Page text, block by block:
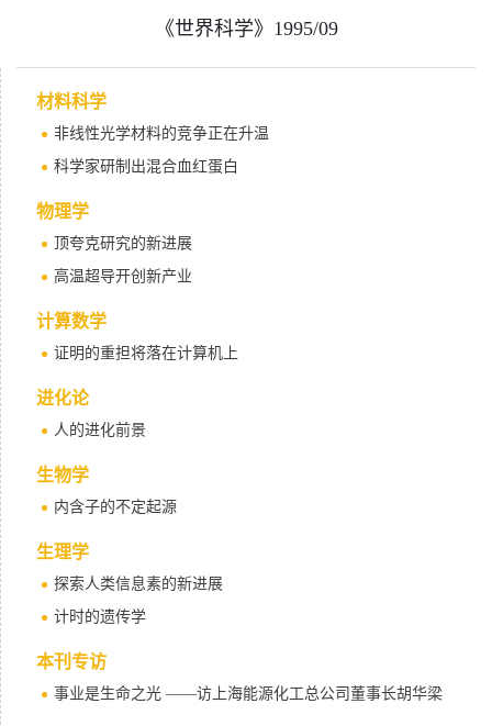
《世界科学》1995/09
材料科学
非线性光学材料的竞争正在升温
科学家研制出混合血红蛋白
物理学
顶夸克研究的新进展
高温超导开创新产业
计算数学
证明的重担将落在计算机上
进化论
人的进化前景
生物学
内含子的不定起源
生理学
探索人类信息素的新进展
计时的遗传学
本刊专访
事业是生命之光 ——访上海能源化工总公司董事长胡华梁